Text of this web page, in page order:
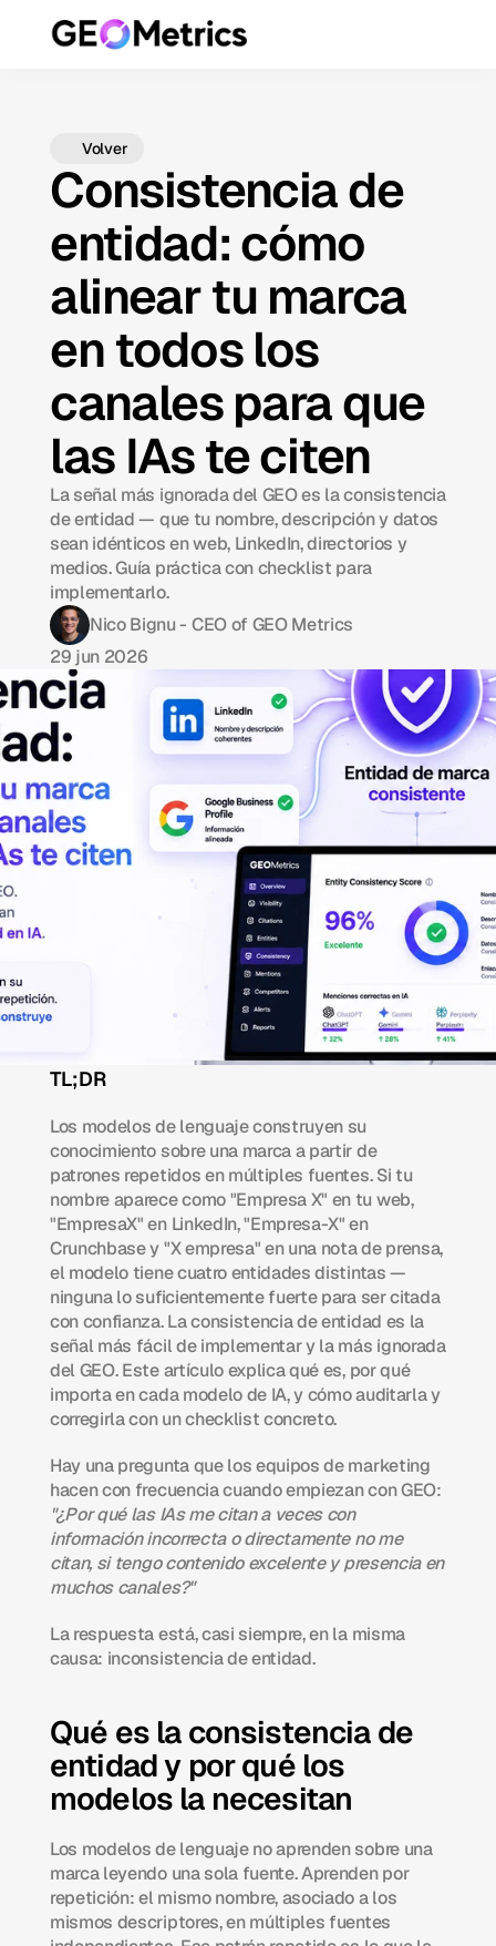
Volver
Consistencia de
entidad: cómo
alinear tu marca
en todos los
canales para que
las IAs te citen
La señal más ignorada del GEO es la consistencia
de entidad — que tu nombre, descripción y datos
sean idénticos en web, LinkedIn, directorios y
medios. Guía práctica con checklist para
implementarlo.
Nico Bignu - CEO of GEO Metrics
29 jun 2026
TL;DR
Los modelos de lenguaje construyen su
conocimiento sobre una marca a partir de
patrones repetidos en múltiples fuentes. Si tu
nombre aparece como "Empresa X" en tu web,
"EmpresaX" en LinkedIn, "Empresa-X" en
Crunchbase y "X empresa" en una nota de prensa,
el modelo tiene cuatro entidades distintas —
ninguna lo suficientemente fuerte para ser citada
con confianza. La consistencia de entidad es la
señal más fácil de implementar y la más ignorada
del GEO. Este artículo explica qué es, por qué
importa en cada modelo de IA, y cómo auditarla y
corregirla con un checklist concreto.
Hay una pregunta que los equipos de marketing
"¿Por qué las IAs me citan a veces con
información incorrecta o directamente no me
citan, si tengo contenido excelente y presencia en
muchos canales?"
La respuesta está, casi siempre, en la misma
causa: inconsistencia de entidad.
Qué es la consistencia de
entidad y por qué los
modelos la necesitan
Los modelos de lenguaje no aprenden sobre una
marca leyendo una sola fuente. Aprenden por
repetición: el mismo nombre, asociado a los
mismos descriptores, en múltiples fuentes